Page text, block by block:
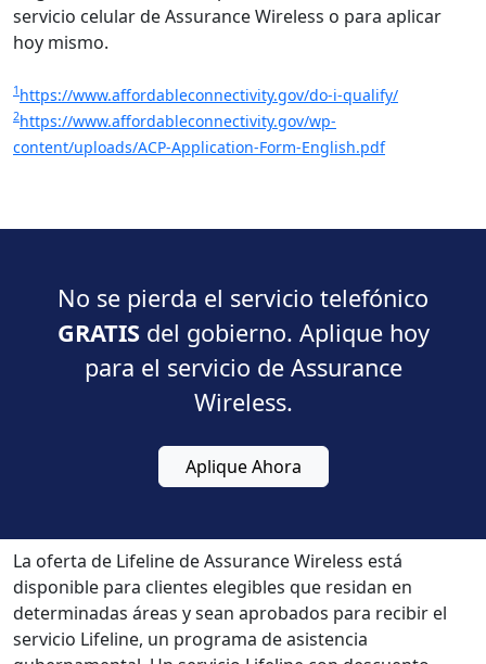
servicio celular de Assurance Wireless o para aplicar
hoy mismo.
1 https://www.affordableconnectivity.gov/do-i-qualify/
2https://www.affordableconnectivity.gov/wp-
content/uploads/ACP-Application-Form-English.pdf
No se pierda el servicio telefónico
GRATIS del gobierno. Aplique hoy
para el servicio de Assurance
Wireless.
Aplique Ahora
La oferta de Lifeline de Assurance Wireless está
disponible para clientes elegibles que residan en
determinadas áreas y sean aprobados para recibir el
servicio Lifeline, un programa de asistencia